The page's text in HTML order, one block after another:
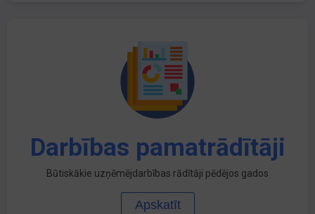
Darbības pamatrādītāji
Būtiskākie uzņēmējdarbības rādītāji pēdējos gados
Apskatīt